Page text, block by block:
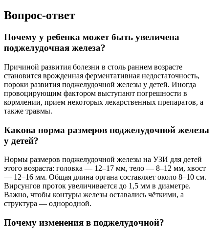
Вопрос-ответ
Почему у ребенка может быть увеличена
поджелудочная железа?
Причиной развития болезни в столь раннем возрасте
становится врожденная ферментативная недостаточность,
пороки развития поджелудочной железы у детей. Иногда
провоцирующим фактором выступают погрешности в
кормлении, прием некоторых лекарственных препаратов, а
также травмы.
Какова норма размеров поджелудочной железы
у детей?
Нормы размеров поджелудочной железы на УЗИ для детей
этого возраста: головка — 12–17 мм, тело — 8–12 мм, хвост
— 12–16 мм. Общая длина органа составляет около 8–10 см.
Вирсунгов проток увеличивается до 1,5 мм в диаметре.
Важно, чтобы контуры железы оставались чёткими, а
структура — однородной.
Почему изменения в поджелудочной?